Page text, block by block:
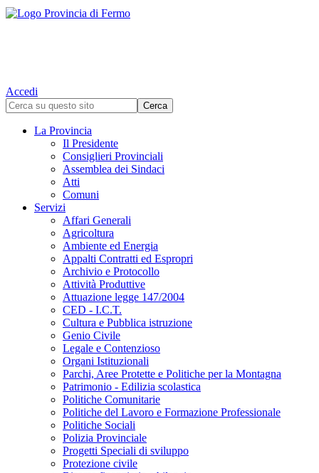
Accedi
La Provincia
Il Presidente
Consiglieri Provinciali
Assemblea dei Sindaci
Atti
Comuni
Servizi
Affari Generali
Agricoltura
Ambiente ed Energia
Appalti Contratti ed Espropri
Archivio e Protocollo
Attività Produttive
Attuazione legge 147/2004
CED - I.C.T.
Cultura e Pubblica istruzione
Genio Civile
Legale e Contenzioso
Organi Istituzionali
Parchi, Aree Protette e Politiche per la Montagna
Patrimonio - Edilizia scolastica
Politiche Comunitarie
Politiche del Lavoro e Formazione Professionale
Politiche Sociali
Polizia Provinciale
Progetti Speciali di sviluppo
Protezione civile